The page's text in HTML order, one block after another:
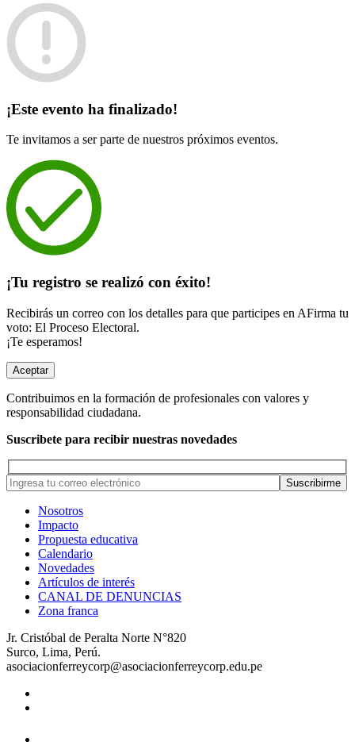
¡Este evento ha finalizado!
Te invitamos a ser parte de nuestros próximos eventos.
¡Tu registro se realizó con éxito!
Recibirás un correo con los detalles para que participes en AFirma tu
voto: El Proceso Electoral.
¡Te esperamos!
Aceptar
Contribuimos en la formación de profesionales con valores y
responsabilidad ciudadana.
Suscribete para recibir nuestras novedades
Nosotros
Impacto
Propuesta educativa
Calendario
Novedades
Artículos de interés
CANAL DE DENUNCIAS
Zona franca
Jr. Cristóbal de Peralta Norte N°820
Surco, Lima, Perú.
asociacionferreycorp@asociacionferreycorp.edu.pe